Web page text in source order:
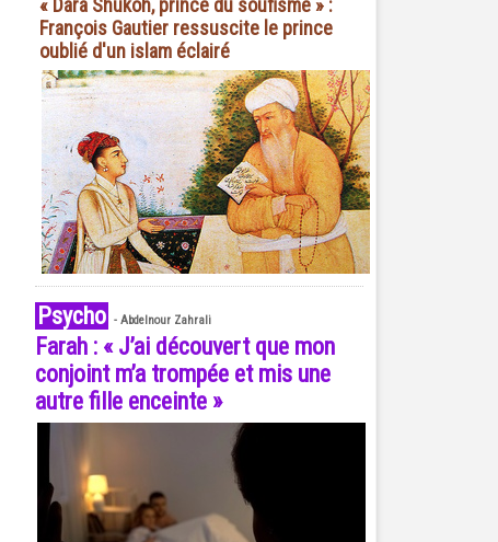
« Dara Shukoh, prince du soufisme » :
François Gautier ressuscite le prince
oublié d'un islam éclairé
Psycho - Abdelnour Zahrali
Farah : « J’ai découvert que mon
conjoint m’a trompée et mis une
autre fille enceinte »